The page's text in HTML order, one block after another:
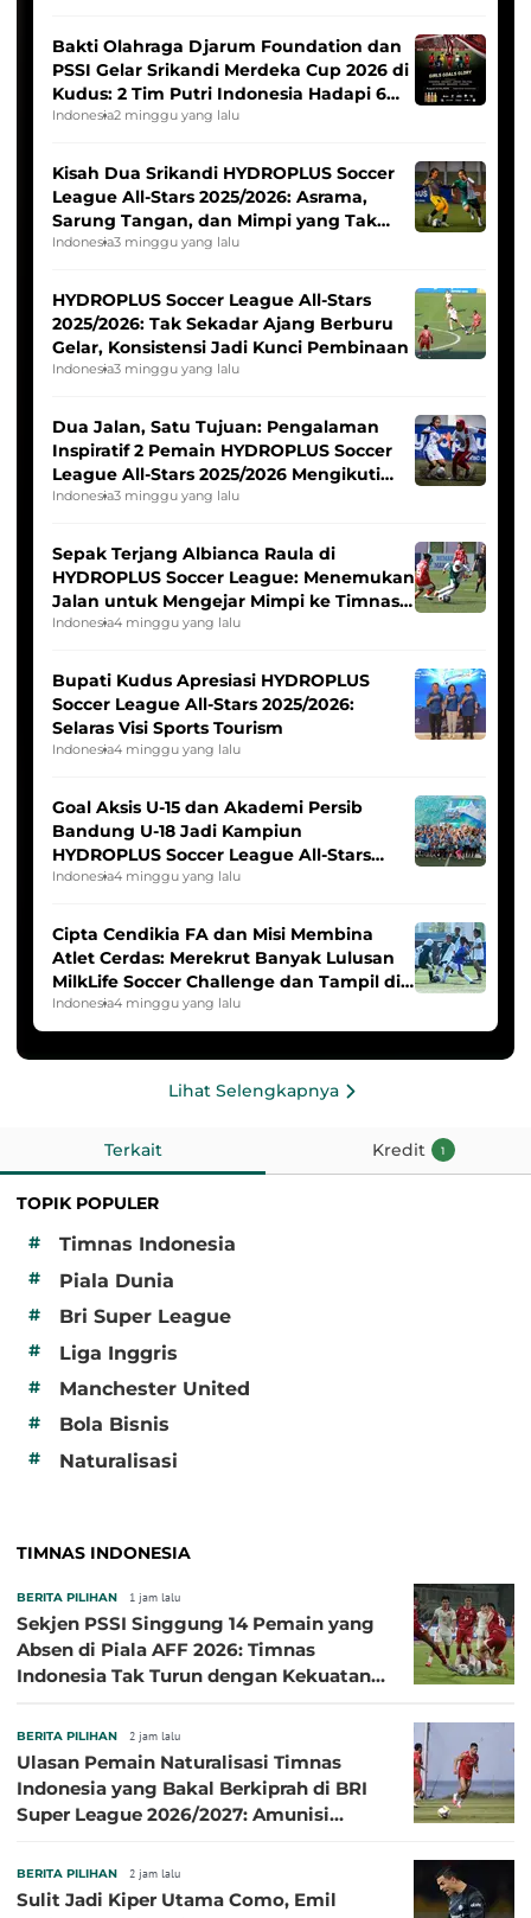
Bakti Olahraga Djarum Foundation dan
PSSI Gelar Srikandi Merdeka Cup 2026 di
Kudus: 2 Tim Putri Indonesia Hadapi 6
Tim Asia
Indonesia2 minggu yang lalu
Kisah Dua Srikandi HYDROPLUS Soccer
League All-Stars 2025/2026: Asrama,
Sarung Tangan, dan Mimpi yang Tak
Pernah Padam
Indonesia3 minggu yang lalu
HYDROPLUS Soccer League All-Stars
2025/2026: Tak Sekadar Ajang Berburu
Gelar, Konsistensi Jadi Kunci Pembinaan
Indonesia3 minggu yang lalu
Dua Jalan, Satu Tujuan: Pengalaman
Inspiratif 2 Pemain HYDROPLUS Soccer
League All-Stars 2025/2026 Mengikuti
Seleksi Timnas Indonesia Putri
Indonesia3 minggu yang lalu
Sepak Terjang Albianca Raula di
HYDROPLUS Soccer League: Menemukan
Jalan untuk Mengejar Mimpi ke Timnas
Indonesia Putri
Indonesia4 minggu yang lalu
Bupati Kudus Apresiasi HYDROPLUS
Soccer League All-Stars 2025/2026:
Selaras Visi Sports Tourism
Indonesia4 minggu yang lalu
Goal Aksis U-15 dan Akademi Persib
Bandung U-18 Jadi Kampiun
HYDROPLUS Soccer League All-Stars
2025/2026
Indonesia4 minggu yang lalu
Cipta Cendikia FA dan Misi Membina
Atlet Cerdas: Merekrut Banyak Lulusan
MilkLife Soccer Challenge dan Tampil di
HYDROPLUS Soccer League
Indonesia4 minggu yang lalu
Lihat Selengkapnya
Terkait Kredit 1
TOPIK POPULER
#
Timnas Indonesia
# Piala Dunia
# Bri Super League
# Liga Inggris
# Manchester United
# Bola Bisnis
# Naturalisasi
TIMNAS INDONESIA
BERITA PILIHAN 1 jam lalu
Sekjen PSSI Singgung 14 Pemain yang
Absen di Piala AFF 2026: Timnas
Indonesia Tak Turun dengan Kekuatan
BERITA PILIHAN 2 jam lalu
Ulasan Pemain Naturalisasi Timnas
Indonesia yang Bakal Berkiprah di BRI
Super League 2026/2027: Amunisi
BERITA PILIHAN 2 jam lalu
Sulit Jadi Kiper Utama Como, Emil